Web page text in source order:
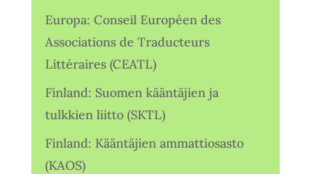
Europa: Conseil Européen des
Associations de Traducteurs
Littéraires (CEATL)
Finland: Suomen kääntäjien ja
tulkkien liitto (SKTL)
Finland: Kääntäjien ammattiosasto
(KAOS)